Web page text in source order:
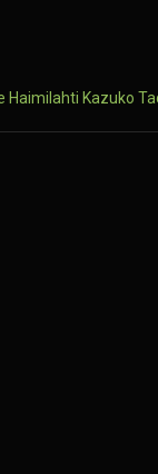
Haimilahti Kazuko